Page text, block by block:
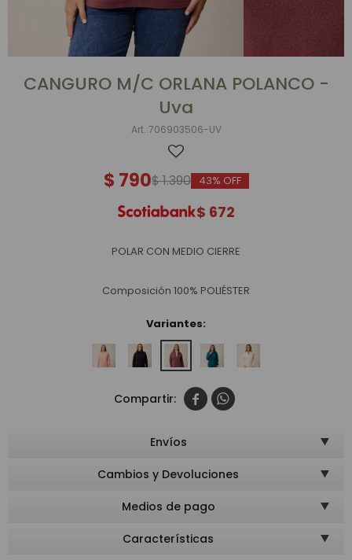
CANGURO M/C ORLANA POLANCO -
Uva
706903506-UV
$ 790$1.390 43
$ 672
POLAR CON MEDIO CIERRE
Composición 100% POLIÉSTER
Variantes:
 
Envíos
Cambios y Devoluciones
Medios de pago
Características